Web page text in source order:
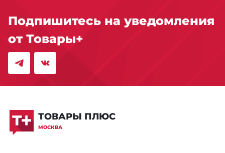
Подпишитесь на уведомления
от Товары+
ТОВАРЫ ПЛЮС
МОСКВА